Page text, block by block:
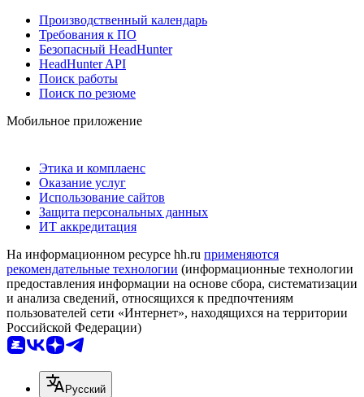
Производственный календарь
Требования к ПО
Безопасный HeadHunter
HeadHunter API
Поиск работы
Поиск по резюме
Мобильное приложение
Этика и комплаенс
Оказание услуг
Использование сайтов
Защита персональных данных
ИТ аккредитация
На информационном ресурсе hh.ru применяются
рекомендательные технологии (информационные технологии
предоставления информации на основе сбора, систематизации
и анализа сведений, относящихся к предпочтениям
пользователей сети «Интернет», находящихся на территории
Российской Федерации)
Русский